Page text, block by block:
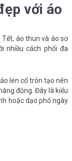
với áo
áo thun và áo sơ
nhiều cách phối đa
len cổ tròn tạo nên
động. Đây là kiểu
hoặc dạo phố ngày